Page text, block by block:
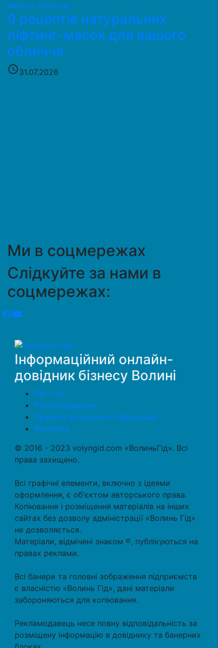
9 рецептів натуральних
ліфтинг-масок для вашого
обличчя
access_time31.07.2026
Ми в соцмережах
Слідкуйте за нами в
соцмережах:
Інформаційний онлайн-
довідник бізнесу Волині
Про нас
Рекламодавцям
Правила розміщення інформації
Контакти
© 2016 - 2023 volyngid.com «ВолиньГід». Всі
права захищено.
Всі графічні елементи, включно з ідеями
оформлення, є об'єктом авторського права.
Копіювання і розміщення матеріалів на інших
сайтах без дозволу адміністрації «Волинь Гід»
не дозволяється.
Матеріали, відмічені знаком ℗, публікуються на
правах реклами.
Всі банери та головні зображення підприємств
є власністю «Волинь Гід», дані матеріали
забороняються для копіювання.
Рекламодавець несе повну відповідальність за
розміщену інформацію в довіднику та банерних